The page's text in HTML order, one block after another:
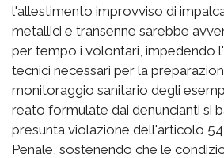
l'allestimento improvviso di
metallici e transenne sarebbe
per tempo i volontari, impedendo
tecnici necessari per la
monitoraggio sanitario degli
reato formulate dai denuncianti si
presunta violazione dell'articolo
Penale, sostenendo che le